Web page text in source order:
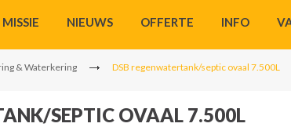
NIEUWS OFFERTE INFO
& Waterkering DSB regenwatertank/septic ovaal 7.500L
SEPTIC OVAAL 7.500L